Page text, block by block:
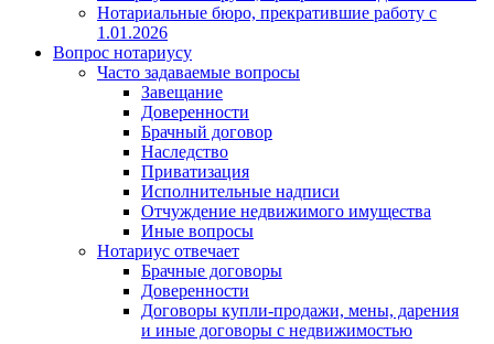
Нотариальные бюро, прекратившие работу с
1.01.2026
Вопрос нотариусу
Часто задаваемые вопросы
Завещание
Доверенности
Брачный договор
Наследство
Приватизация
Исполнительные надписи
Отчуждение недвижимого имущества
Иные вопросы
Нотариус отвечает
Брачные договоры
Доверенности
Договоры купли-продажи, мены, дарения
и иные договоры с недвижимостью